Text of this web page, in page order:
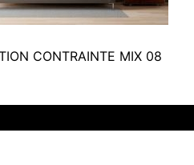
CONTRAINTE MIX 08